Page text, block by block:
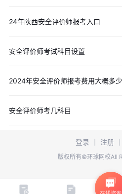
24年陕西安全评价师报考入口
安全评价师考试科目设置
2024年安全评价师报考费用大概多
安全评价师考几科目
登录 注册
版权所有©环球网校All